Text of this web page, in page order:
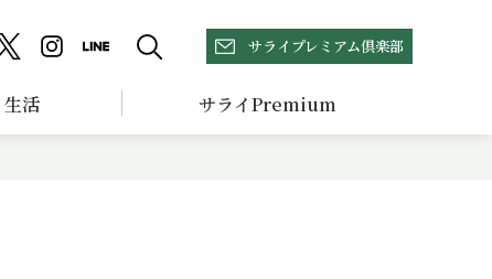
サライプレミアム倶楽部
生活 サライPremium